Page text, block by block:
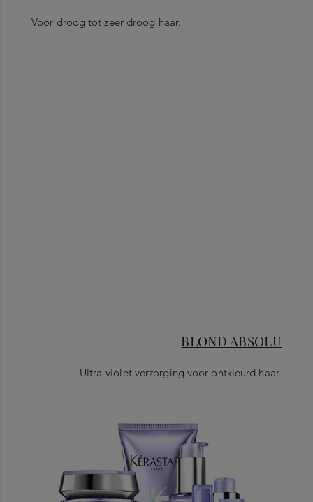
Voor droog tot zeer droog haar.
BLOND ABSOLU
Ultra-violet verzorging voor ontkleurd haar.